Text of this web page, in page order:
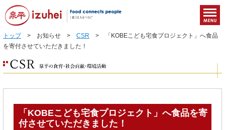
トップ> お知らせ > CSR > 「KOBEこども宅食プロジェクト」へ食品
を寄付させていただきました！
「KOBEこども宅食プロジェクト」へ食品を寄
付させていただきました！